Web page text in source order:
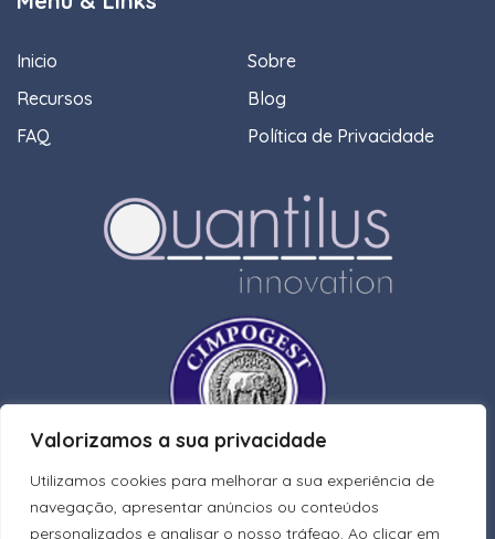
Valorizamos a sua privacidade
Utilizamos cookies para melhorar a sua experiência de
navegação, apresentar anúncios ou conteúdos
personalizados e analisar o nosso tráfego. Ao clicar em
Inicio
Sobre
Recursos
Blog
FAQ
Política de Privacidade